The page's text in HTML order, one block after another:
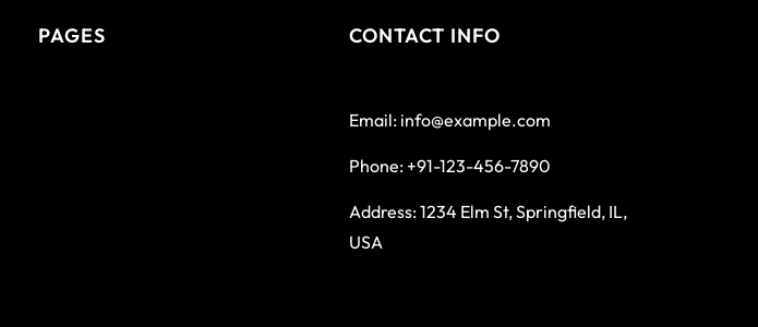
PAGES CONTACT INFO
Email: info@example.com
Phone: +91-123-456-7890
Address: 1234 Elm St, Springfield, IL,
USA